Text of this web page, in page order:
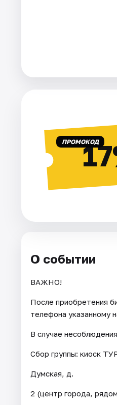
ПРОМОКОД
О событии
ВАЖНО!
После приобретения
телефона указанному
В случае
Сбор группы: киоск
Думская, д.
2 (центр города,